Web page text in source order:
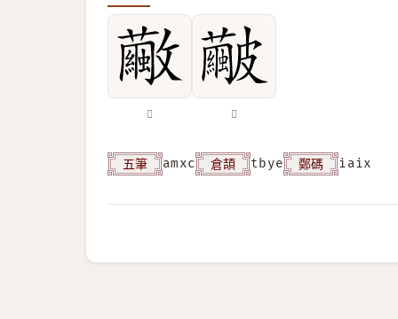
𣀸 𥀹
五筆 amxc 倉頡 tbye 鄭碼 iaix